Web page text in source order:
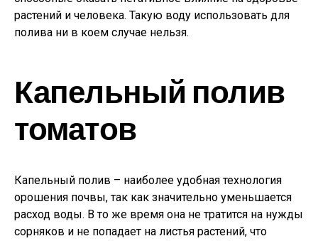
растений и человека. Такую воду использовать для
полива ни в коем случае нельзя.
Капельный полив
томатов
Капельный полив – наиболее удобная технология
орошения почвы, так как значительно уменьшается
расход воды. В то же время она не тратится на нужды
сорняков и не попадает на листья растений, что